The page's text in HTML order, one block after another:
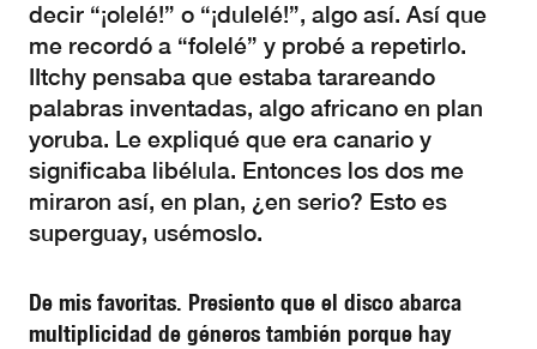
decir “¡olelé!” o “¡dulelé!”, algo así. Así que
me recordó a “folelé” y probé a repetirlo.
IItchy pensaba que estaba tarareando
palabras inventadas, algo africano en plan
yoruba. Le expliqué que era canario y
significaba libélula. Entonces los dos me
miraron así, en plan, ¿en serio? Esto es
superguay, usémoslo.
De mis favoritas. Presiento que el disco abarca
multiplicidad de géneros también porque hay